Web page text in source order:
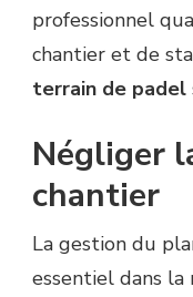
professionnel
chantier et de
terrain de padel
Négliger
chantier
La gestion du
essentiel dans la